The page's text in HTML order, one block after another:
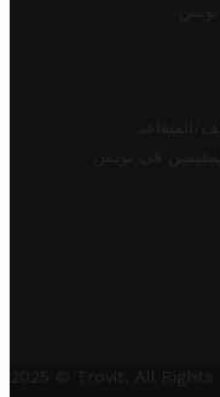
المتقاعد
في تونس
2025 © Trovit. All Rights